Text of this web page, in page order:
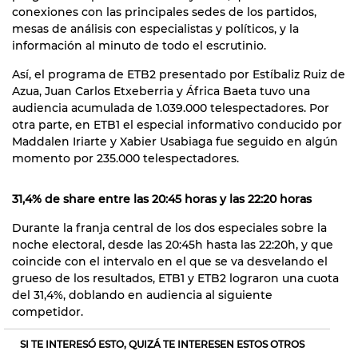
conexiones con las principales sedes de los partidos,
mesas de análisis con especialistas y políticos, y la
información al minuto de todo el escrutinio.
Así, el programa de ETB2 presentado por Estíbaliz Ruiz de
Azua, Juan Carlos Etxeberria y África Baeta tuvo una
audiencia acumulada de 1.039.000 telespectadores. Por
otra parte, en ETB1 el especial informativo conducido por
Maddalen Iriarte y Xabier Usabiaga fue seguido en algún
momento por 235.000 telespectadores.
31,4% de share entre las 20:45 horas y las 22:20 horas
Durante la franja central de los dos especiales sobre la
noche electoral, desde las 20:45h hasta las 22:20h, y que
coincide con el intervalo en el que se va desvelando el
grueso de los resultados, ETB1 y ETB2 lograron una cuota
del 31,4%, doblando en audiencia al siguiente
competidor.
SI TE INTERESÓ ESTO, QUIZÁ TE INTERESEN ESTOS OTROS